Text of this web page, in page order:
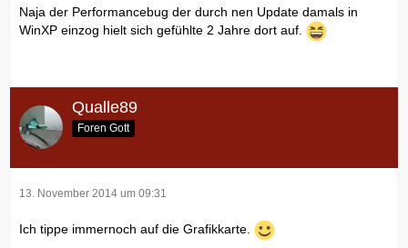
Naja der Performancebug der durch nen Update damals in
WinXP einzog hielt sich gefühlte 2 Jahre dort auf.
Qualle89
Foren Gott
13. November 2014 um 09:31
Ich tippe immernoch auf die Grafikkarte.